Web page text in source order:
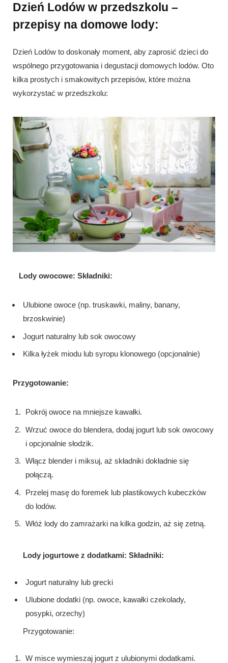
Dzień Lodów w przedszkolu –
przepisy na domowe lody:
Dzień Lodów to doskonały moment, aby zaprosić dzieci do
wspólnego przygotowania i degustacji domowych lodów. Oto
kilka prostych i smakowitych przepisów, które można
wykorzystać w przedszkolu:
Lody owocowe: Składniki:
Ulubione owoce (np. truskawki, maliny, banany,
brzoskwinie)
Jogurt naturalny lub sok owocowy
Kilka łyżek miodu lub syropu klonowego (opcjonalnie)
Przygotowanie:
Pokrój owoce na mniejsze kawałki.
Wrzuć owoce do blendera, dodaj jogurt lub sok owocowy
i opcjonalnie słodzik.
Włącz blender i miksuj, aż składniki dokładnie się
połączą.
Przelej masę do foremek lub plastikowych kubeczków
do lodów.
Włóż lody do zamrażarki na kilka godzin, aż się zetną.
Lody jogurtowe z dodatkami: Składniki:
Jogurt naturalny lub grecki
Ulubione dodatki (np. owoce, kawałki czekolady,
posypki, orzechy)
Przygotowanie:
W misce wymieszaj jogurt z ulubionymi dodatkami.